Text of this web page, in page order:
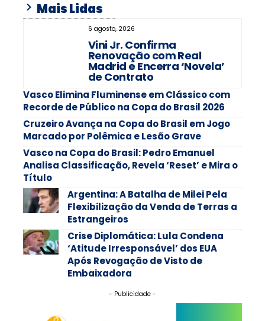
Mais Lidas
6 agosto, 2026
Vini Jr. Confirma
Renovação com Real
Madrid e Encerra ‘Novela’
de Contrato
Vasco Elimina Fluminense em Clássico com
Recorde de Público na Copa do Brasil 2026
Cruzeiro Avança na Copa do Brasil em Jogo
Marcado por Polêmica e Lesão Grave
Vasco na Copa do Brasil: Pedro Emanuel
Analisa Classificação, Revela ‘Reset’ e Mira o
Título
Argentina: A Batalha de Milei Pela
Flexibilização da Venda de Terras a
Estrangeiros
Crise Diplomática: Lula Condena
‘Atitude Irresponsável’ dos EUA
Após Revogação de Visto de
Embaixadora
- Publicidade -